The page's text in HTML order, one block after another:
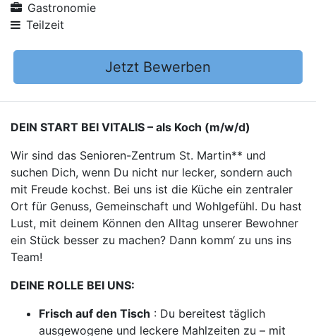
Gastronomie
Teilzeit
Jetzt Bewerben
DEIN START BEI VITALIS – als Koch (m/w/d)
Wir sind das Senioren-Zentrum St. Martin** und
suchen Dich, wenn Du nicht nur lecker, sondern auch
mit Freude kochst. Bei uns ist die Küche ein zentraler
Ort für Genuss, Gemeinschaft und Wohlgefühl. Du hast
Lust, mit deinem Können den Alltag unserer Bewohner
ein Stück besser zu machen? Dann komm‘ zu uns ins
Team!
DEINE ROLLE BEI UNS:
Frisch auf den Tisch : Du bereitest täglich
ausgewogene und leckere Mahlzeiten zu – mit